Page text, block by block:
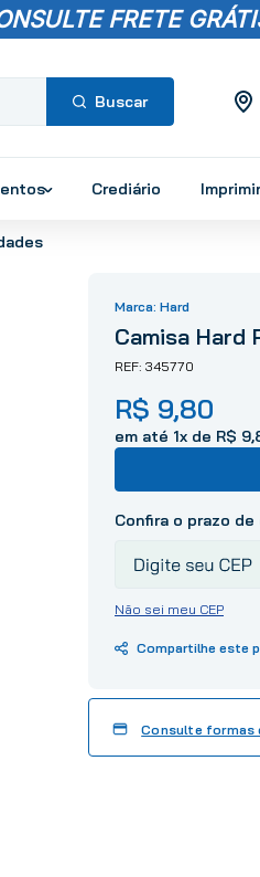
FRETE
Crediário
Hard
Camisa Hard
345770
R$ 9,80
em até 1x de R$ 9,
Não sei meu CEP
Consulte formas
Termos mais
2º
revestimento
vaso sanitário
chuveiro